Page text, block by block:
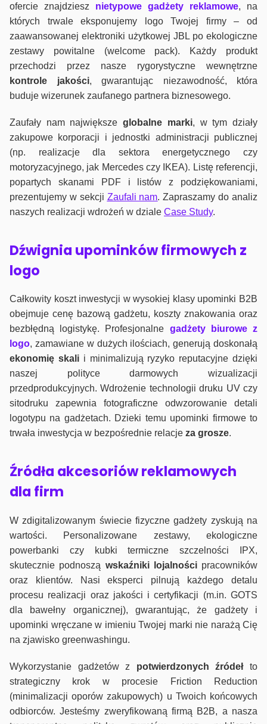
ofercie znajdziesz nietypowe gadżety reklamowe, na
których trwale eksponujemy logo Twojej firmy – od
zaawansowanej elektroniki użytkowej JBL po ekologiczne
zestawy powitalne (welcome pack). Każdy produkt
przechodzi przez nasze rygorystyczne wewnętrzne
kontrole jakości, gwarantując niezawodność, która
buduje wizerunek zaufanego partnera biznesowego.
Zaufały nam największeglobalne marki, w tym działy
zakupowe korporacji i jednostki administracji publicznej
(np. realizacje dla sektora energetycznego czy
motoryzacyjnego, jak Mercedes czy IKEA). Listę referencji,
popartych skanami PDF i listów z podziękowaniami,
prezentujemy w sekcji Zaufali nam. Zapraszamy do analiz
naszych realizacji wdrożeń w dziale Case Study.
Dźwignia upominków firmowych z
logo
Całkowity koszt inwestycji w wysokiej klasy upominki B2B
obejmuje cenę bazową gadżetu, koszty znakowania oraz
bezbłędną logistykę. Profesjonalne gadżety biurowe z
logo, zamawiane w dużych ilościach, generują doskonałą
ekonomię skalii minimalizują ryzyko reputacyjne dzięki
naszej polityce darmowych wizualizacji
przedprodukcyjnych. Wdrożenie technologii druku UV czy
sitodruku zapewnia fotograficzne odwzorowanie detali
logotypu na gadżetach. Dzieki temu upominki firmowe to
trwała inwestycja w bezpośrednie relacje za grosze.
Źródła akcesoriów reklamowych
dla firm
W zdigitalizowanym świecie fizyczne gadżety zyskują na
wartości. Personalizowane zestawy, ekologiczne
powerbanki czy kubki termiczne szczelności IPX,
skutecznie podnoszą wskaźniki lojalnościpracowników
oraz klientów. Nasi eksperci pilnują każdego detalu
procesu realizacji oraz jakości i certyfikacji (m.in. GOTS
dla bawełny organicznej), gwarantując, że gadżety i
upominki wręczane w imieniu Twojej marki nie narażą Cię
na zjawisko greenwashingu.
Wykorzystanie gadżetów z potwierdzonych źródełto
strategiczny krok w procesie Friction Reduction
(minimalizacji oporów zakupowych) u Twoich końcowych
odbiorców. Jesteśmy zweryfikowaną firmą B2B, a nasza